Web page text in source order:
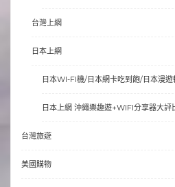
台灣上網
日本上網
日本WI-FI機/日本網卡吃到飽/日本漫
日本上網 沖繩樂趣遊+WIFI分享器大
台灣旅遊
美國購物